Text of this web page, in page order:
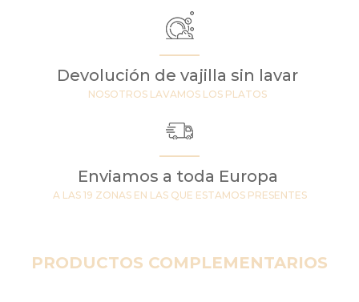
Devolución de vajilla sin lavar
NOSOTROS LAVAMOS LOS PLATOS
Enviamos a toda Europa
A LAS 19 ZONAS EN LAS QUE ESTAMOS PRESENTES
PRODUCTOS COMPLEMENTARIOS